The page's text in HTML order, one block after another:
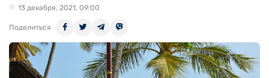
13 декабря, 2021, 09:00
Поделиться